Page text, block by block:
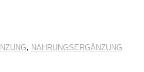
, NAHRUNGSERGÄNZUNG